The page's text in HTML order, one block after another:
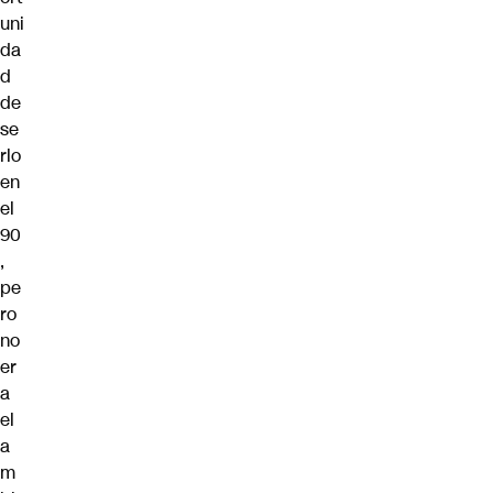
uni
da
d
de
se
rlo
en
el
90
,
pe
ro
no
er
a
el
a
m